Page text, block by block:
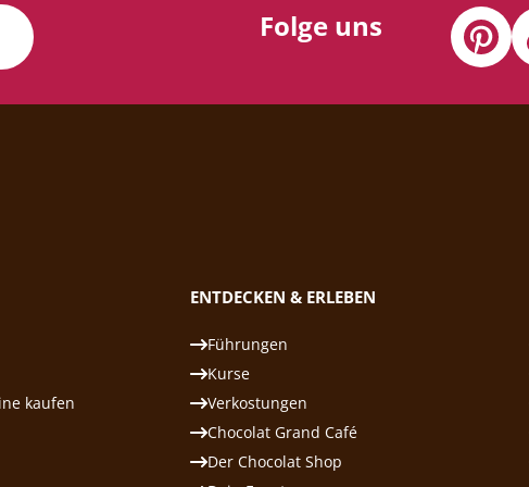
Folge uns
kaufen
ENTDECKEN & ERLEBEN
Führungen
Kurse
Verkostungen
Chocolat Grand Café
Der Chocolat Shop